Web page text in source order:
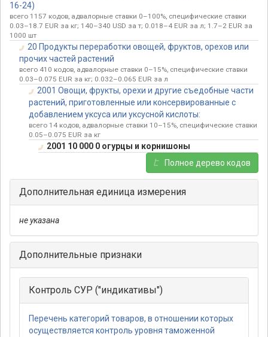
16-24)
всего 1157 кодов, адвалорные ставки 0–100%, специфические ставки
0.03–18.7 EUR за кг; 140–340 USD за т; 0.018–4 EUR за л; 1.7–2 EUR за
1000 шт
20 Продукты переработки овощей, фруктов, орехов или
прочих частей растений
всего 410 кодов, адвалорные ставки 0–15%, специфические ставки
0.03–0.075 EUR за кг; 0.032–0.065 EUR за л
2001 Овощи, фрукты, орехи и другие съедобные части
растений, приготовленные или консервированные с
добавлением уксуса или уксусной кислоты:
всего 14 кодов, адвалорные ставки 10–15%, специфические ставки
0.05–0.075 EUR за кг
2001 10 000 0 огурцы и корнишоны
Полное дерево кодов
Дополнительная единица измерения
не указана
Дополнительные признаки
Контроль СУР ("индикативы")
Перечень категорий товаров, в отношении которых
осуществляется контроль уровня таможенной